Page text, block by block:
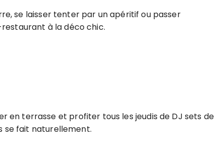
se laisser tenter par un apéritif ou passer
restaurant à la déco chic.
en terrasse et profiter tous les jeudis de DJ sets de
se fait naturellement.